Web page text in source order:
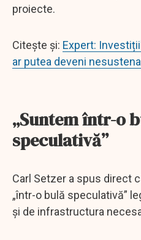
proiecte.
Citește și: Expert:
ar putea deveni
„Suntem într-o
speculativă”
Carl Setzer a spus direct
„într-o bulă speculativă”
și de infrastructura